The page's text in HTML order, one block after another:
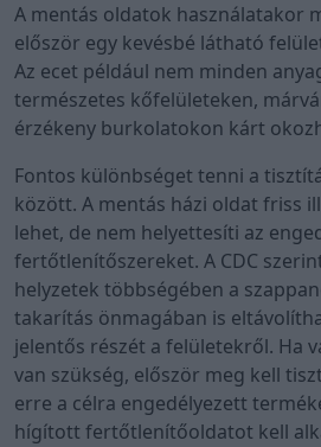
A mentás oldatok használatakor
először egy kevésbé látható
Az ecet például nem minden
természetes kőfelületeken,
érzékeny burkolatokon kárt
Fontos különbséget tenni a
között. A mentás házi oldat friss
lehet, de nem helyettesíti az
fertőtlenítőszereket. A CDC
helyzetek többségében a
takarítás önmagában is
jelentős részét a felületekről. Ha
van szükség, először meg kell
erre a célra engedélyezett
hígított fertőtlenítőoldatot kell